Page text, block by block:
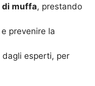
di muffa, prestando
prevenire la
dagli esperti, per